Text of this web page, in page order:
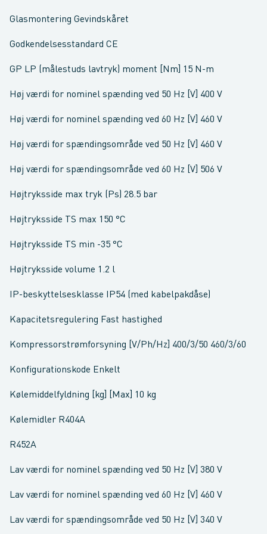
Glasmontering Gevindskåret
Godkendelsesstandard CE
GP LP (målestuds lavtryk) moment [Nm] 15 N-m
Høj værdi for nominel spænding ved 50 Hz [V] 400 V
Høj værdi for nominel spænding ved 60 Hz [V] 460 V
Høj værdi for spændingsområde ved 50 Hz [V] 460 V
Høj værdi for spændingsområde ved 60 Hz [V] 506 V
Højtryksside max tryk (Ps) 28.5 bar
Højtryksside TS max 150 °C
Højtryksside TS min -35 °C
Højtryksside volume 1.2 l
IP-beskyttelsesklasse IP54 (med kabelpakdåse)
Kapacitetsregulering Fast hastighed
Kompressorstrømforsyning [V/Ph/Hz] 400/3/50 460/3/60
Konfigurationskode Enkelt
Kølemiddelfyldning [kg] [Max] 10 kg
Kølemidler R404A
R452A
Lav værdi for nominel spænding ved 50 Hz [V] 380 V
Lav værdi for nominel spænding ved 60 Hz [V] 460 V
Lav værdi for spændingsområde ved 50 Hz [V] 340 V